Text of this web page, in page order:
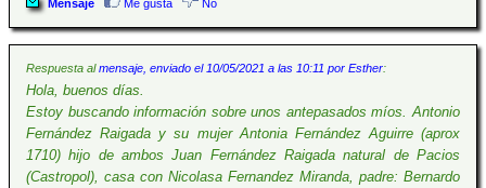
Mensaje Me gusta No
Respuesta almensaje, enviado el 10/05/2021 a las 10:11 por Esther:
Hola, buenos días.
Estoy buscando información sobre unos antepasados míos. Antonio
Fernández Raigada y su mujer Antonia Fernández Aguirre (aprox
1710) hijo de ambos Juan Fernández Raigada natural de Pacios
(Castropol), casa con Nicolasa Fernandez Miranda, padre: Bernardo